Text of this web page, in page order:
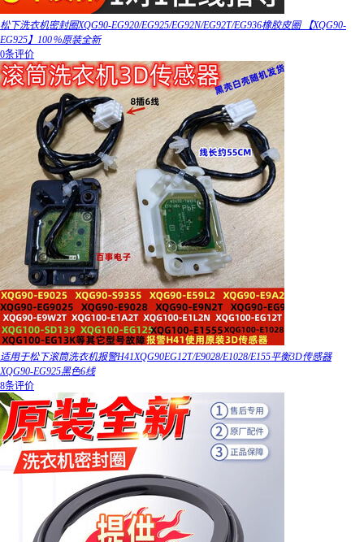
松下洗衣机密封圈XQG90-EG920/EG925/EG92N/EG92T/EG936橡胶皮圈 【XQG90-
EG925】100％原装全新
0条评价
适用于松下滚筒洗衣机报警H41XQG90EG12T/E9028/E1028/E155平衡3D传感器
XQG90-EG925黑色6线
8条评价